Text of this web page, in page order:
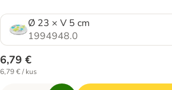
Ø 23 × V 5 cm
1994948.0
6,79 €
6,79 € / kus